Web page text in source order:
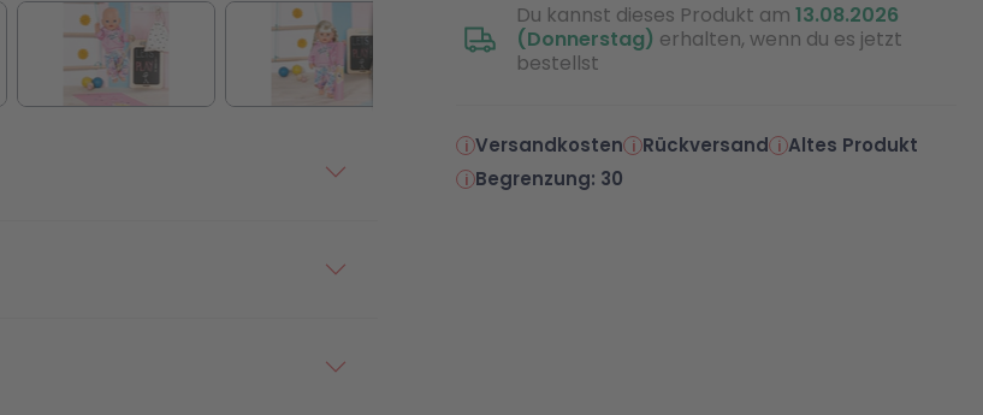
Du kannst dieses Produkt am 13.08.2026
(Donnerstag) erhalten, wenn du es jetzt
bestellst
Versandkosten Rückversand
Altes Produkt
Begrenzung: 30